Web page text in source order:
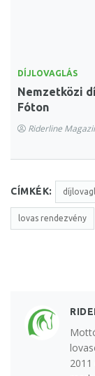
DÍJLOVAGLÁS
Nemzetközi
Fóton
Riderline
CÍMKÉK:
lovas rendezvény